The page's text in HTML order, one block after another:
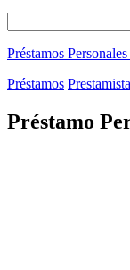
Préstamos Personales
Préstamos
Préstamo